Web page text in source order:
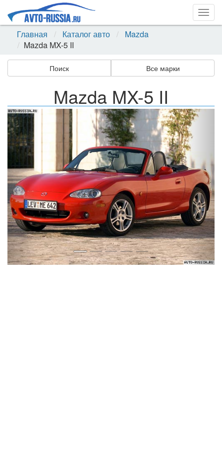
Главная
Каталог авто
Mazda
Mazda MX-5 II
Поиск Все марки
Mazda MX-5 II
Назад